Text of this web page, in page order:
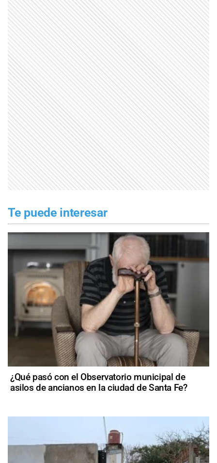
Te puede interesar
¿Qué pasó con el Observatorio municipal de
asilos de ancianos en la ciudad de Santa Fe?